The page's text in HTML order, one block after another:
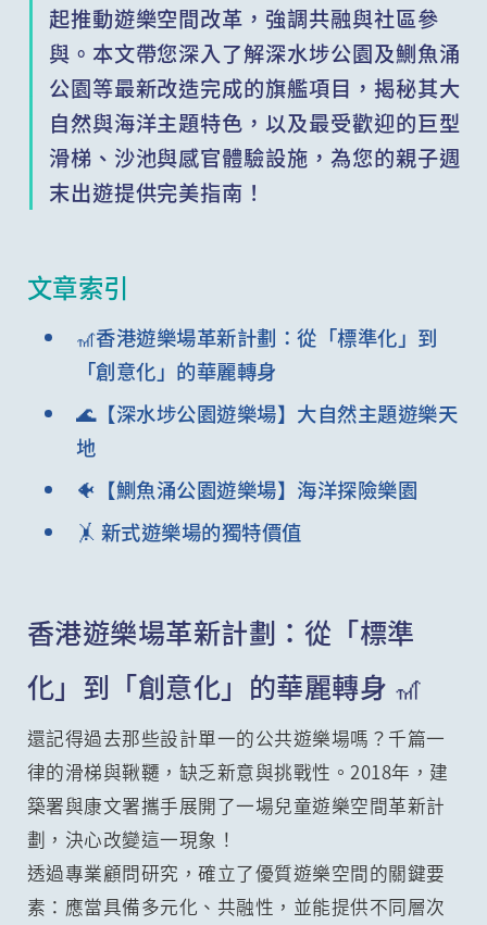
起推動遊樂空間改革，強調共融與社區參
與。本文帶您深入了解深水埗公園及鰂魚涌
公園等最新改造完成的旗艦項目，揭秘其大
自然與海洋主題特色，以及最受歡迎的巨型
滑梯、沙池與感官體驗設施，為您的親子週
末出遊提供完美指南！
文章索引
🎢香港遊樂場革新計劃：從「標準化」到
「創意化」的華麗轉身
🌊【深水埗公園遊樂場】大自然主題遊樂天
地
🐠【鰂魚涌公園遊樂場】海洋探險樂園
🤸 新式遊樂場的獨特價值
香港遊樂場革新計劃：從「標準
化」到「創意化」的華麗轉身 🎢
還記得過去那些設計單一的公共遊樂場嗎？千篇一
律的滑梯與鞦韆，缺乏新意與挑戰性。2018年，建
築署與康文署攜手展開了一場兒童遊樂空間革新計
劃，決心改變這一現象！
透過專業顧問研究，確立了優質遊樂空間的關鍵要
素：應當具備多元化、共融性，並能提供不同層次